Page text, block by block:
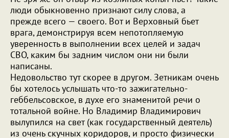
люди обыкновенно признают силу слова, а
прежде всего — своего. Вот и Верховный бьет
врага, демонстрируя всем непотопляемую
уверенность в выполнении всех целей и задач
СВО, каким бы задним числом они ни были
написаны.
Недовольство тут скорее в другом. Зетникам очень
бы хотелось услышать что-то зажигательно-
геббельсовское, в духе его знаменитой речи о
тотальной войне. Но Владимир Владимирович
вылупился на свет (как государственный деятель)
из очень скучных коридоров, и просто физически